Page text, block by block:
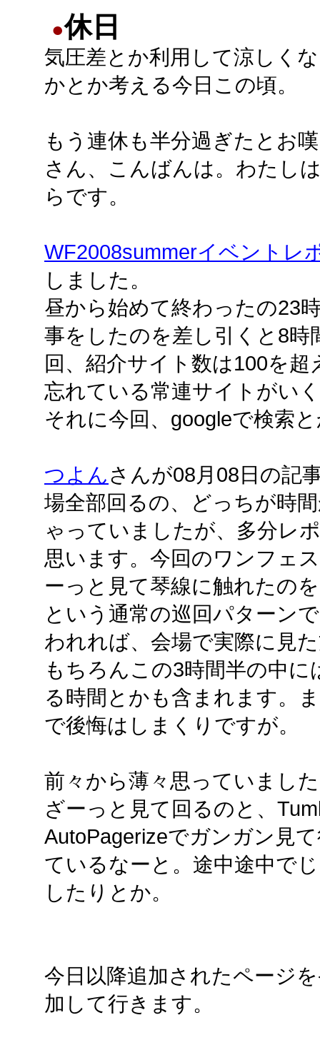
●休日
気圧差とか利用して涼しく
かとか考える今日この頃。
もう連休も半分過ぎたとお
さん、こんばんは。わたし
らです。
WF2008summerイベントレ
しました。
昼から始めて終わったの23
事をしたのを差し引くと8
回、紹介サイト数は100を
忘れている常連サイトがい
それに今回、googleで検索
つよんさんが08月08日の記
場全部回るの、どっちが時
ゃっていましたが、多分レ
思います。今回のワンフェ
ーっと見て琴線に触れたの
という通常の巡回パターン
われれば、会場で実際に見
もちろんこの3時間半の中
る時間とかも含まれます。
で後悔はしまくりですが。
前々から薄々思っていまし
ざーっと見て回るのと、
AutoPagerizeでガンガン見
ているなーと。途中途中で
したりとか。
今日以降追加されたページ
加して行きます。